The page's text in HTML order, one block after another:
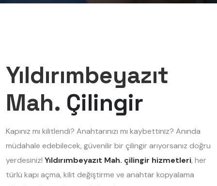
Yıldırımbeyazıt
Mah. Çilingir
Kapınız mı kilitlendi? Anahtarınızı mı kaybettiniz? Anında
müdahale edebilecek, güvenilir bir çilingir arıyorsanız doğru
yerdesiniz! Yıldırımbeyazıt Mah. çilingir hizmetleri, her
türlü kapı açma, kilit değiştirme ve anahtar kopyalama